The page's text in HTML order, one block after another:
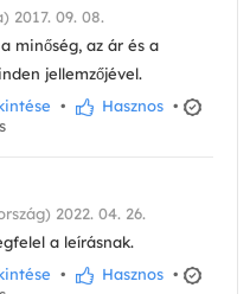
2017. 09. 08.
minőség, az ár és a
jellemzőjével.
• Hasznos •
2022. 04. 26.
a leírásnak.
• Hasznos •